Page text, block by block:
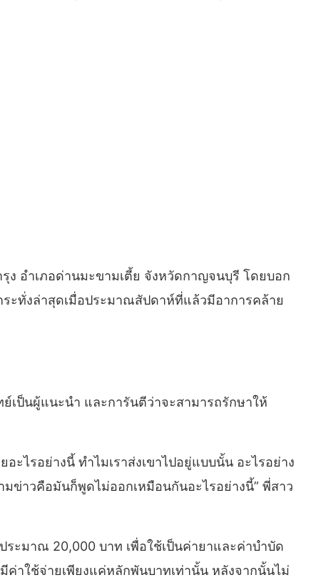
อำเภอด่านมะขามเตี้ย จังหวัดกาญจนบุรี โดยบอก
ะทั่งล่าสุดเมื่อประมาณสัปดาห์ที่แล้วมีอาการคล้าย
เป็นผู้แนะนำ และการันตีว่าจะสามารถรักษาให้
ไรอย่างนี้ ทำไมเราส่งเขาไปอยู่แบบนั้น อะไรอย่าง
าวคือมันก็พูดไม่ออกเหมือนกันอะไรอย่างนี้” พี่สาว
ระมาณ 20,000 บาท เพื่อใช้เป็นค่ายาและค่าบำบัด
ค่าใช้จ่ายเพียงแค่หลักพันบาทเท่านั้น หลังจากนั้นไม่